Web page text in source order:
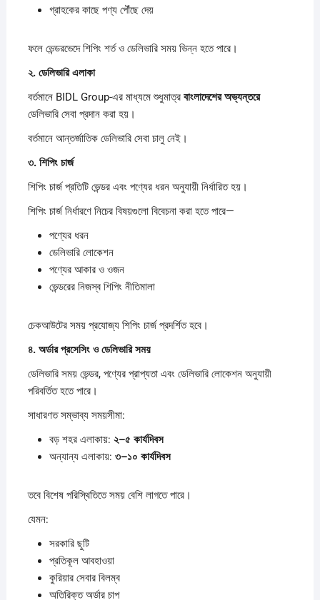
গ্রাহকের কাছে পণ্য পৌঁছে দেয়
ফলে ভেন্ডরভেদে শিপিং শর্ত ও ডেলিভারি সময় ভিন্ন হতে পারে।
২. ডেলিভারিএলাকা
বর্তমানে BIDL Group-এর মাধ্যমে শুধুমাত্র বাংলাদেশেরঅভ্যন্তরে
ডেলিভারি সেবা প্রদান করা হয়।
বর্তমানে আন্তর্জাতিক ডেলিভারি সেবা চালু নেই।
৩. শিপিং চার্জ
শিপিং চার্জ প্রতিটি ভেন্ডর এবং পণ্যের ধরন অনুযায়ী নির্ধারিত হয়।
শিপিং চার্জ নির্ধারণে নিচের বিষয়গুলো বিবেচনা করা হতে পারে—
পণ্যের ধরন
ডেলিভারি লোকেশন
পণ্যের আকার ও ওজন
ভেন্ডরের নিজস্ব শিপিং নীতিমালা
চেকআউটের সময় প্রযোজ্য শিপিং চার্জ প্রদর্শিত হবে।
৪. অর্ডারপ্রসেসিং ওডেলিভারিসময়
ডেলিভারি সময় ভেন্ডর, পণ্যের প্রাপ্যতা এবং ডেলিভারি লোকেশন অনুযায়ী
পরিবর্তিত হতে পারে।
সাধারণত সম্ভাব্য সময়সীমা:
বড় শহর এলাকায়: ২–৫ কার্যদিবস
অন্যান্য এলাকায়: ৩–১০ কার্যদিবস
তবে বিশেষ পরিস্থিতিতে সময় বেশি লাগতে পারে।
যেমন:
সরকারি ছুটি
প্রতিকূল আবহাওয়া
কুরিয়ার সেবার বিলম্ব
অতিরিক্ত অর্ডার চাপ